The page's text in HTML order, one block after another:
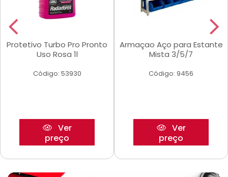
Protetivo Turbo Pro Pronto
Uso Rosa 1l
Código: 53930
Ver
preço
Armaçao Aço para Estante
Mista 3/5/7
Código: 9456
Ver
preço